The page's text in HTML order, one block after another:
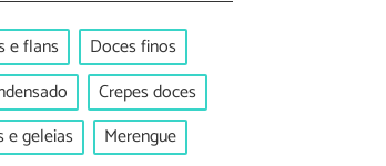
e flans
Doces finos
Crepes doces
e geleias
Merengue